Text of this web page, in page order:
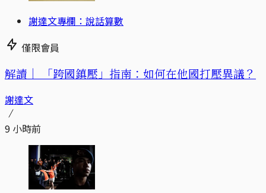
謝達文專欄：說話算數
僅限會員
解讀｜ 「跨國鎮壓」指南：如何在他國打壓異議？
謝達文
9 小時前